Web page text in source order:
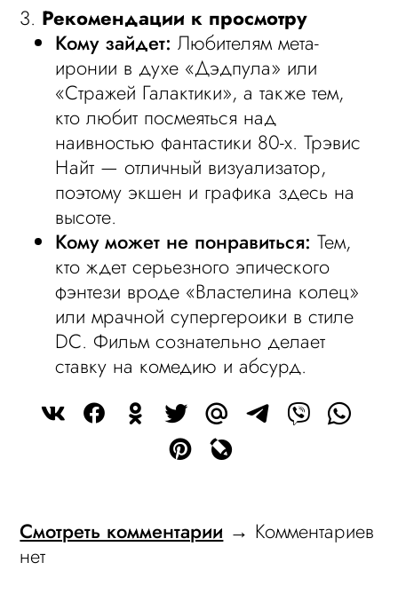
3. Рекомендации к просмотру
Кому зайдет: Любителям мета-
иронии в духе «Дэдпула» или
«Стражей Галактики», а также тем,
кто любит посмеяться над
наивностью фантастики 80-х. Трэвис
Найт — отличный визуализатор,
поэтому экшен и графика здесь на
высоте.
Кому может не понравиться: Тем,
кто ждет серьезного эпического
фэнтези вроде «Властелина колец»
или мрачной супергероики в стиле
DC. Фильм сознательно делает
ставку на комедию и абсурд.
Смотреть комментарии → Комментариев
нет